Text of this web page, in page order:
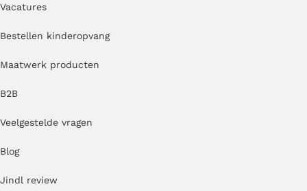
Vacatures
Bestellen kinderopvang
Maatwerk producten
B2B
Veelgestelde vragen
Blog
Jindl review